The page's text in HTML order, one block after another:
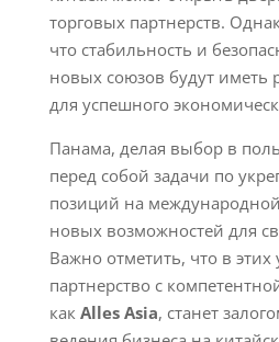
торговых партнерств.
что стабильность и
новых союзов будут
для успешного
Панама, делая выбор в
перед собой задачи по
позиций на
новых возможностей для
Важно отметить, что в этих
партнерство с
как Alles Asia, станет